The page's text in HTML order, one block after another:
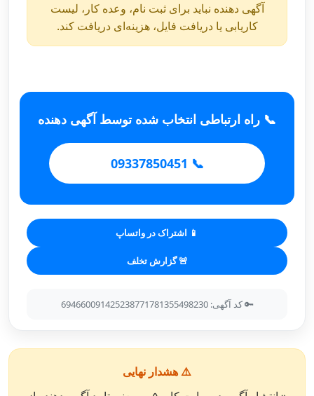
آگهی دهنده نباید برای ثبت نام، وعده کار، لیست
کاریابی یا دریافت فایل، هزینه‌ای دریافت کند.
📞 راه ارتباطی انتخاب شده توسط آگهی دهنده
📞 09337850451
📱 اشتراک در واتساپ
🚨 گزارش تخلف
🔑 کد آگهی: 694660091425238771781355498230
⚠️ هشدار نهایی